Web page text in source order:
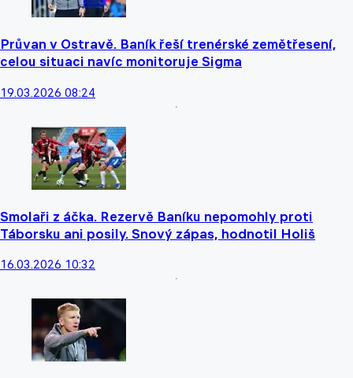
Průvan v Ostravě. Baník řeší trenérské zemětřesení,
celou situaci navíc monitoruje Sigma
19.03.2026 08:24
Smolaři z áčka. Rezervě Baníku nepomohly proti
Táborsku ani posily. Snový zápas, hodnotil Holiš
16.03.2026 10:32